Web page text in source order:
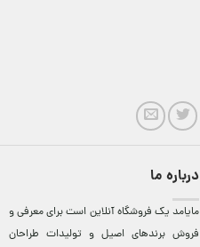
درباره ما
مایامد يک فروشگاه آنلاين است برای معرفی و
فروش برندهای اصيل و توليدات طراحان